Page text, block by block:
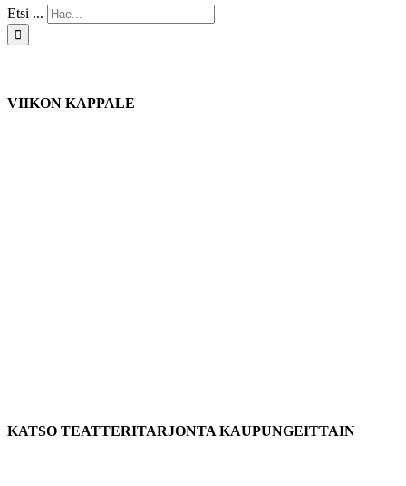
Etsi ...
VIIKON KAPPALE
KATSO TEATTERITARJONTA KAUPUNGEITTAIN